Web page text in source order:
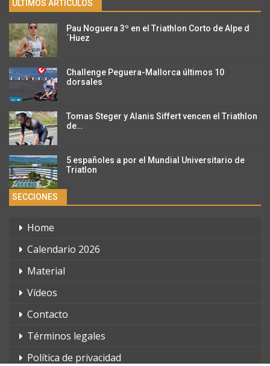
ÚLTIMOS ARTÍCULOS
Pau Noguera 3º en el Triathlon Corto de Alpe d
´Huez
Challenge Peguera-Mallorca últimos 10
dorsales
Tomas Steger y Alanis Siffert vencen el Triathlon
de…
5 españoles a por el Mundial Universitario de
Triatlon
SECCIONES
Home
Calendario 2026
Material
Vídeos
Contacto
Términos legales
Política de privacidad